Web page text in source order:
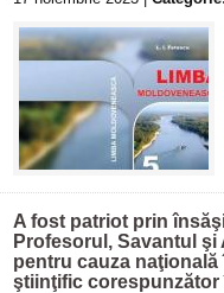
A fost patriot prin
Profesorul, Savantul
pentru cauza
ştiinţific